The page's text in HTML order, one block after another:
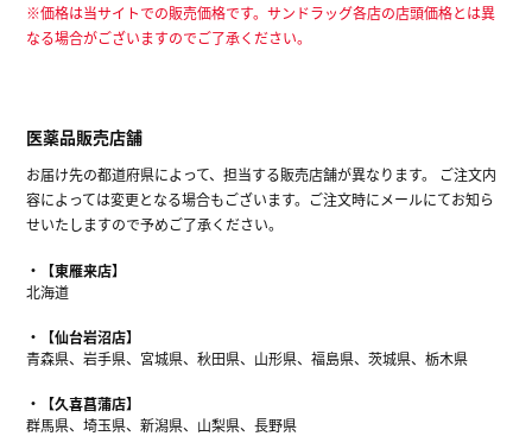
※価格は当サイトでの販売価格です。サンドラッグ各店の店頭価格とは異
なる場合がございますのでご了承ください。
医薬品販売店舗
お届け先の都道府県によって、担当する販売店舗が異なります。 ご注文内
容によっては変更となる場合もございます。ご注文時にメールにてお知ら
せいたしますので予めご了承ください。
【東雁来店】
北海道
【仙台岩沼店】
青森県、岩手県、宮城県、秋田県、山形県、福島県、茨城県、栃木県
【久喜菖蒲店】
群馬県、埼玉県、新潟県、山梨県、長野県